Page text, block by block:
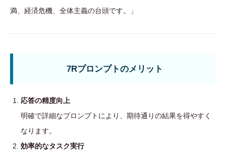
満、経済危機、全体主義の台頭です。」
7Rプロンプトのメリット
応答の精度向上
明確で詳細なプロンプトにより、期待通りの結果を得やすく
なります。
効率的なタスク実行